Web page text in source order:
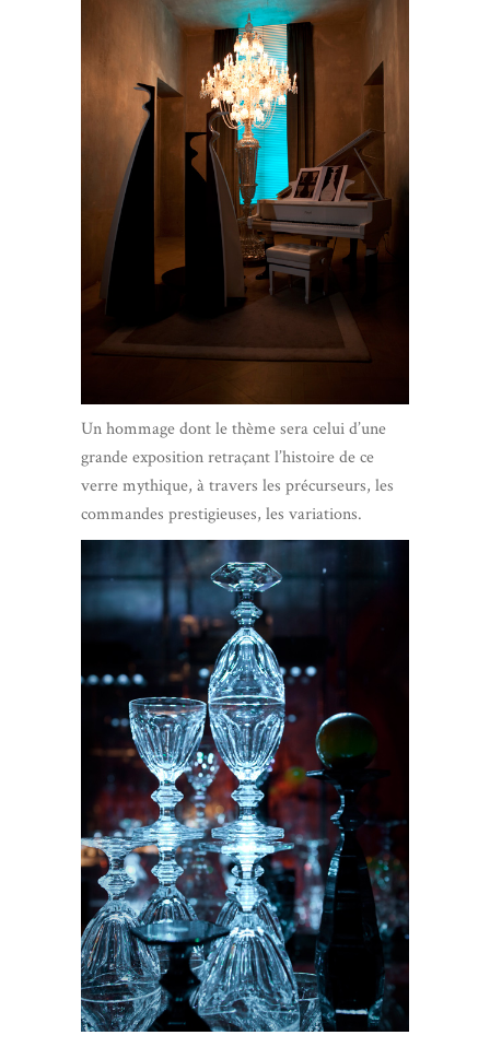
Un hommage dont le thème sera celui d’une
grande exposition retraçant l’histoire de ce
verre mythique, à travers les précurseurs, les
commandes prestigieuses, les variations.